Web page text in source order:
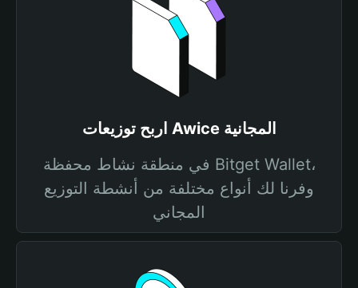
اربح توزيعات Awice المجانية
في منطقة نشاط محفظة Bitget Wallet،
وفرنا لك أنواع مختلفة من أنشطة التوزيع
المجاني